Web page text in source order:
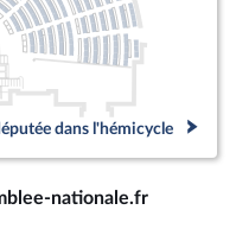
dans l'hémicycle
nationale.fr